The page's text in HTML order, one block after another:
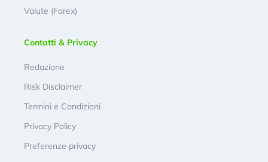
Valute (Forex)
Contatti & Privacy
Redazione
Risk Disclaimer
Termini e Condizioni
Privacy Policy
Preferenze privacy